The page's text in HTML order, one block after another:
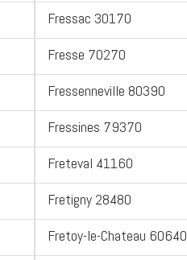
Fressac 30170
Fresse 70270
Fressenneville 80390
Fressines 79370
Freteval 41160
Fretigny 28480
Fretoy-le-Chateau 60640